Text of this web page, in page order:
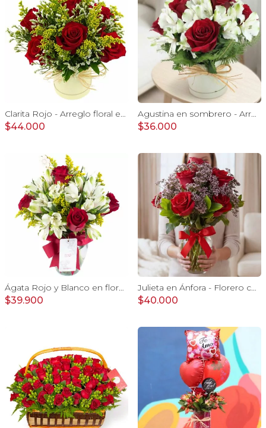
Clarita Rojo - Arreglo floral en sombrerero con rosas Rojo, limonium y vara de oro
$44.000
Agustina en sombrero - Arreglo 9 rosas rojo y astromelias
$36.000
Ágata Rojo y Blanco en florero - rosas y astromelias
$39.900
Julieta en Ánfora - Florero con 10 rosas rojo y limonium
$40.000